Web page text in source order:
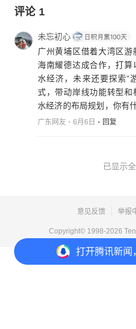
打开腾讯新闻
评论 1
未忘初心
广州黄埔区借着大湾区
海南耀德达成合作，打
水经济，未来还要探索“
式，带动岸线功能转型
水经济的布局规划，你有
广东网友 6月6日 回复
已显示
意见反馈 举报
Copyright© 1998-2026